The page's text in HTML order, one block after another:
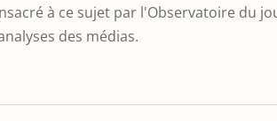
à ce sujet par l'Observatoire du
des médias.